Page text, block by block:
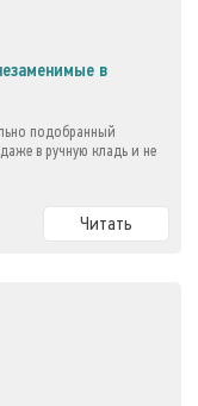
в
подобранный
в ручную кладь и не
Читать